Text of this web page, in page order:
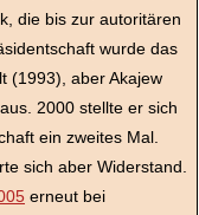
die bis zur autoritären
wurde das
(1993), aber Akajew
2000 stellte er sich
ein zweites Mal.
sich aber Widerstand.
erneut bei